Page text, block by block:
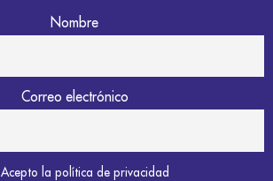
Nombre
Correo electrónico
Acepto la política de privacidad